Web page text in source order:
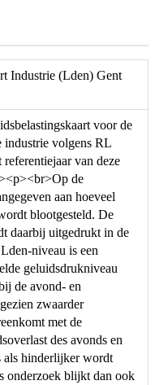
Industrie (Lden) Gent
voor de
industrie volgens RL
van deze
de
aan hoeveel
blootgesteld. De
daarbij uitgedrukt in de
niveau is een
geluidsdrukniveau
de avond- en
zwaarder
met de
des avonds en
als hinderlijker wordt
onderzoek blijkt dan ook